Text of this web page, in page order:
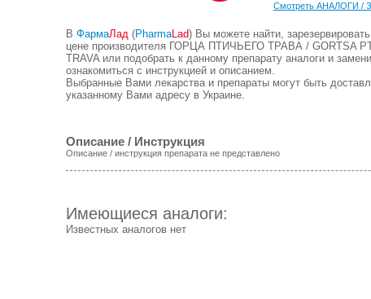
Смотреть АНАЛОГИ /
В ФармаЛад (PharmaLad) Вы можете найти,
цене производителя ГОРЦА ПТИЧЬЕГО ТРАВА / GORTSA
TRAVA или подобрать к данному препарату аналоги и
ознакомиться с инструкцией и описанием.
Выбранные Вами лекарства и препараты могут быть
указанному Вами адресу в Украине.
Описание / Инструкция
Описание / инструкция препарата не представлено
Имеющиеся аналоги:
Известных аналогов нет